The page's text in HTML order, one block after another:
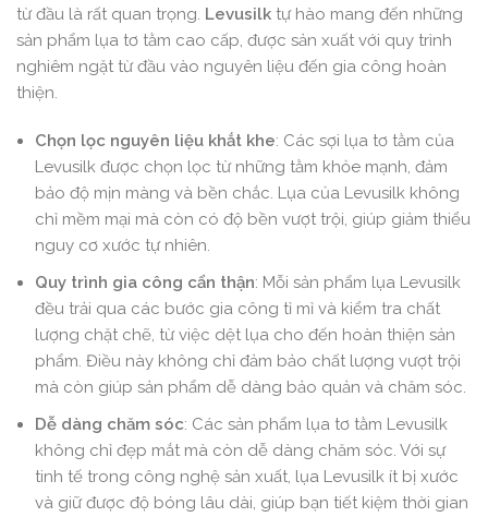
từ đầu là rất quan trọng. Levusilk tự hào mang đến những
sản phẩm lụa tơ tằm cao cấp, được sản xuất với quy trình
nghiêm ngặt từ đầu vào nguyên liệu đến gia công hoàn
thiện.
Chọn lọc nguyên liệu khắt khe: Các sợi lụa tơ tằm của
Levusilk được chọn lọc từ những tằm khỏe mạnh, đảm
bảo độ mịn màng và bền chắc. Lụa của Levusilk không
chỉ mềm mại mà còn có độ bền vượt trội, giúp giảm thiểu
nguy cơ xước tự nhiên.
Quy trình gia công cẩn thận: Mỗi sản phẩm lụa Levusilk
đều trải qua các bước gia công tỉ mỉ và kiểm tra chất
lượng chặt chẽ, từ việc dệt lụa cho đến hoàn thiện sản
phẩm. Điều này không chỉ đảm bảo chất lượng vượt trội
mà còn giúp sản phẩm dễ dàng bảo quản và chăm sóc.
Dễ dàng chăm sóc: Các sản phẩm lụa tơ tằm Levusilk
không chỉ đẹp mắt mà còn dễ dàng chăm sóc. Với sự
tinh tế trong công nghệ sản xuất, lụa Levusilk ít bị xước
và giữ được độ bóng lâu dài, giúp bạn tiết kiệm thời gian